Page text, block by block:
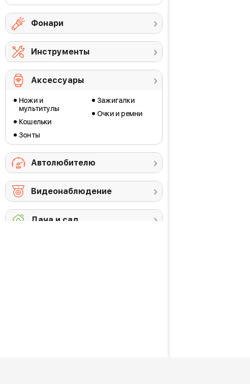
Фонари
Инструменты
Аксессуары
Ножи и
мультитулы
Кошельки
Зонты
Зажигалки
Очки и ремни
Автолюбителю
Видеонаблюдение
Дача и сад